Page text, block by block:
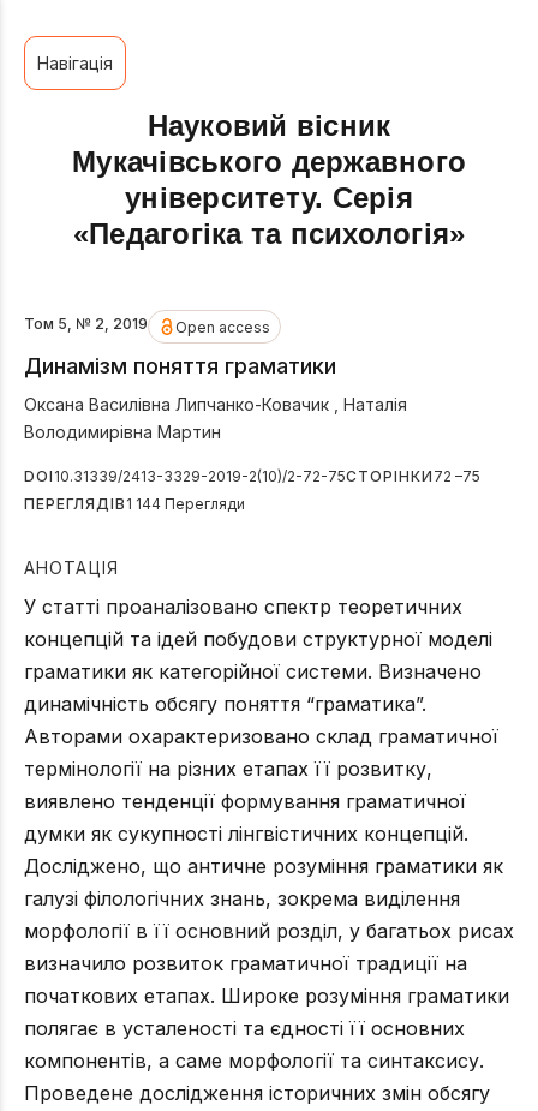
Навігація
Науковий вісник
Мукачівського державного
університету. Серія
«Педагогіка та психологія»
Том 5, № 2, 2019 Open access
Динамізм поняття граматики
Оксана Василівна Липчанко-Ковачик
Наталія
Володимирівна Мартин
DOI 10.31339/2413-3329-2019-2(10)/2-72-75СТОРІНКИ 72 –75
ПЕРЕГЛЯДІВ 1 144 Перегляди
АНОТАЦІЯ
У статті проаналізовано спектр теоретичних
концепцій та ідей побудови структурної моделі
граматики як категорійної системи. Визначено
динамічність обсягу поняття “граматика”.
Авторами охарактеризовано склад граматичної
термінології на різних етапах її розвитку,
виявлено тенденції формування граматичної
думки як сукупності лінгвістичних концепцій.
Досліджено, що античне розуміння граматики як
галузі філологічних знань, зокрема виділення
морфології в її основний розділ, у багатьох рисах
визначило розвиток граматичної традиції на
початкових етапах. Широке розуміння граматики
полягає в усталеності та єдності її основних
компонентів, а саме морфології та синтаксису.
Проведене дослідження історичних змін обсягу